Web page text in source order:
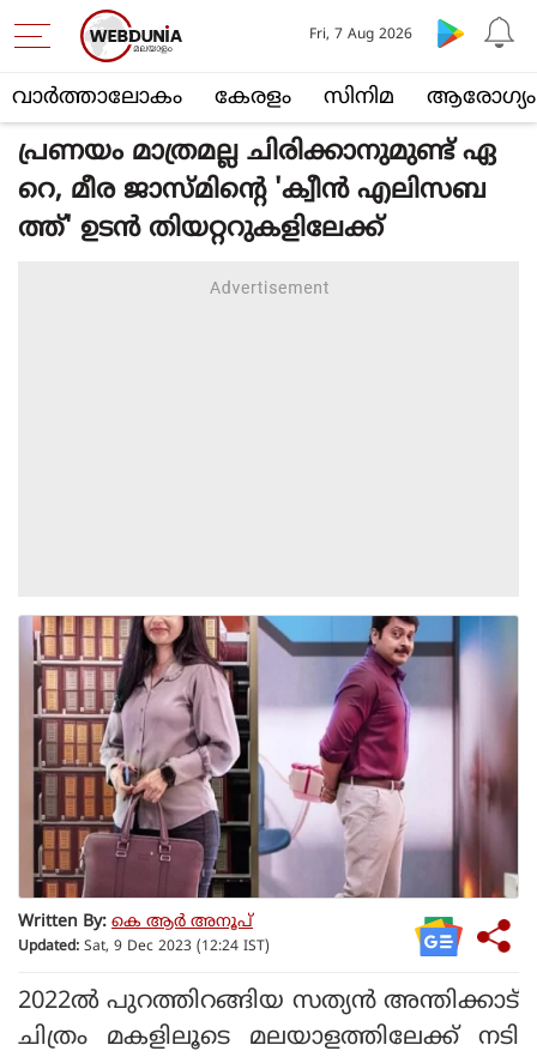
വാര്‍ത്താലോകം കേരളം സിനിമ ആരോഗ്യം
Fri, 7 Aug 2026
പ്രണയം മാത്രമല്ല ചിരിക്കാനുമുണ്ട് ഏ
റെ, മീര ജാസ്മിന്റെ 'ക്വീന്‍ എലിസബ
ത്ത്' ഉടന്‍ തിയറ്ററുകളിലേക്ക്
Written By: കെ ആര്‍ അനൂപ്
Updated: Sat, 9 Dec 2023 (12:24 IST)
2022ല്‍ പുറത്തിറങ്ങിയ സത്യന്‍ അന്തിക്കാട്
ചിത്രം മകളിലൂടെ മലയാളത്തിലേക്ക് നടി